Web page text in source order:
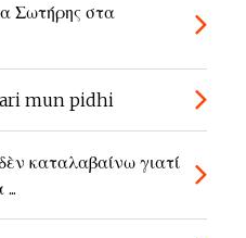
Σωτήρης στα
mun pidhi
καταλαβαίνω γιατί